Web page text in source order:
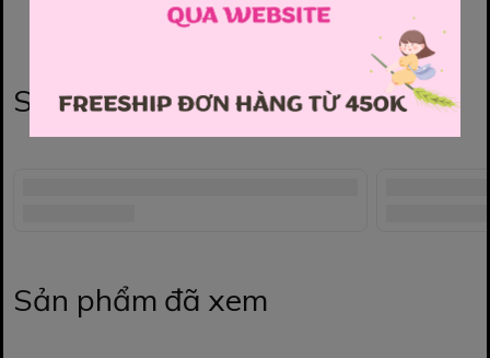
Sản phẩm liên quan
Sản phẩm đã xem